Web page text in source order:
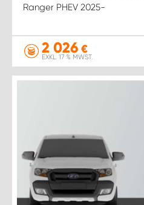
Ranger PHEV 2025-
2 026 €
EXKL. 17 % MWST.